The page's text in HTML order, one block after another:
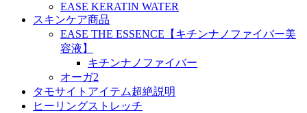
EASE KERATIN WATER
スキンケア商品
EASE THE ESSENCE【キチンナノファイバー美
容液】
キチンナノファイバー
オーガ2
タモサイトアイテム超絶説明
ヒーリングストレッチ